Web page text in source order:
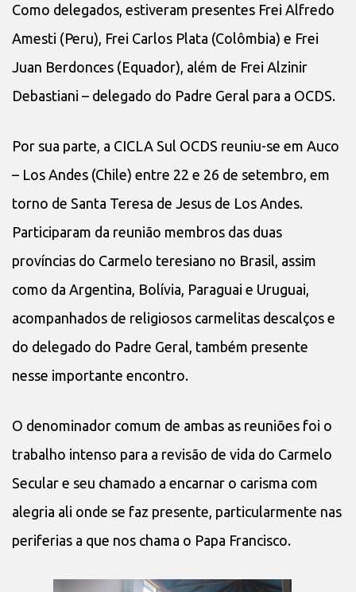
Como delegados, estiveram presentes Frei Alfredo
Amesti (Peru), Frei Carlos Plata (Colômbia) e Frei
Juan Berdonces (Equador), além de Frei Alzinir
Debastiani – delegado do Padre Geral para a OCDS.
Por sua parte, a CICLA Sul OCDS reuniu-se em Auco
– Los Andes (Chile) entre 22 e 26 de setembro, em
torno de Santa Teresa de Jesus de Los Andes.
Participaram da reunião membros das duas
províncias do Carmelo teresiano no Brasil, assim
como da Argentina, Bolívia, Paraguai e Uruguai,
acompanhados de religiosos carmelitas descalços e
do delegado do Padre Geral, também presente
nesse importante encontro.
O denominador comum de ambas as reuniões foi o
trabalho intenso para a revisão de vida do Carmelo
Secular e seu chamado a encarnar o carisma com
alegria ali onde se faz presente, particularmente nas
periferias a que nos chama o Papa Francisco.